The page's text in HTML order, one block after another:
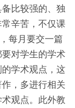
比较强的、独
辛苦，不仅课
每月要交一篇
对学生的学术
学术观点，这
，多进行相关
观点。此外教